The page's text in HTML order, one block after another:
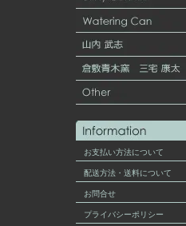
お支払い方法について
配送方法・送料について
お問合せ
プライバシーポリシー